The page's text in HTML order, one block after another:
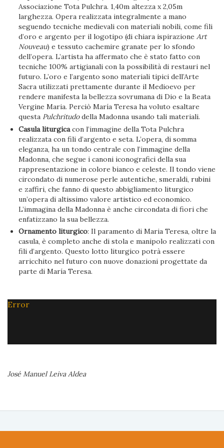
Associazione Tota Pulchra. 1,40m altezza x 2,05m
larghezza. Opera realizzata integralmente a mano
seguendo tecniche medievali con materiali nobili, come fili
d’oro e argento per il logotipo (di chiara ispirazioneArt
Nouveau) e tessuto cachemire granate per lo sfondo
dell’opera. L’artista ha affermato che è stato fatto con
tecniche 100% artigianali con la possibilità di restauri nel
futuro. L’oro e l’argento sono materiali tipici dell’Arte
Sacra utilizzati prettamente durante il Medioevo per
rendere manifesta la bellezza sovrumana di Dio e la Beata
Vergine Maria. Perciò María Teresa ha voluto esaltare
questa Pulchritudodella Madonna usando tali materiali.
Casula liturgicacon l’immagine della Tota Pulchra
realizzata con fili d’argento e seta. L’opera, di somma
eleganza, ha un tondo centrale con l’immagine della
Madonna, che segue i canoni iconografici della sua
rappresentazione in colore bianco e celeste. Il tondo viene
circondato di numerose perle autentiche, smeraldi, rubini
e zaffiri, che fanno di questo abbigliamento liturgico
un’opera di altissimo valore artistico ed economico.
L’immagina della Madonna è anche circondata di fiori che
enfatizzano la sua bellezza.
Ornamento liturgico: Il paramento di Maria Teresa, oltre la
casula, è completo anche di stola e manipolo realizzati con
fili d’argento. Questo lotto liturgico potrà essere
arricchito nel futuro con nuove donazioni progettate da
parte di María Teresa.
Error
José Manuel Leiva Aldea